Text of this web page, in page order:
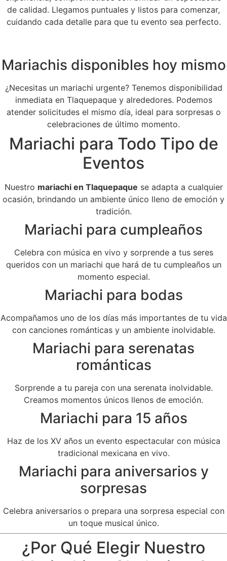
de calidad. Llegamos puntuales y listos para comenzar,
cuidando cada detalle para que tu evento sea perfecto.
Mariachis disponibles hoy mismo
¿Necesitas un mariachi urgente? Tenemos disponibilidad
inmediata en Tlaquepaque y alrededores. Podemos
atender solicitudes el mismo día, ideal para sorpresas o
celebraciones de último momento.
Mariachi para Todo Tipo de
Eventos
Nuestro mariachi en Tlaquepaque se adapta a cualquier
ocasión, brindando un ambiente único lleno de emoción y
tradición.
Mariachi para cumpleaños
Celebra con música en vivo y sorprende a tus seres
queridos con un mariachi que hará de tu cumpleaños un
momento especial.
Mariachi para bodas
Acompañamos uno de los días más importantes de tu vida
con canciones románticas y un ambiente inolvidable.
Mariachi para serenatas
románticas
Sorprende a tu pareja con una serenata inolvidable.
Creamos momentos únicos llenos de emoción.
Mariachi para 15 años
Haz de los XV años un evento espectacular con música
tradicional mexicana en vivo.
Mariachi para aniversarios y
sorpresas
Celebra aniversarios o prepara una sorpresa especial con
un toque musical único.
¿Por Qué Elegir Nuestro